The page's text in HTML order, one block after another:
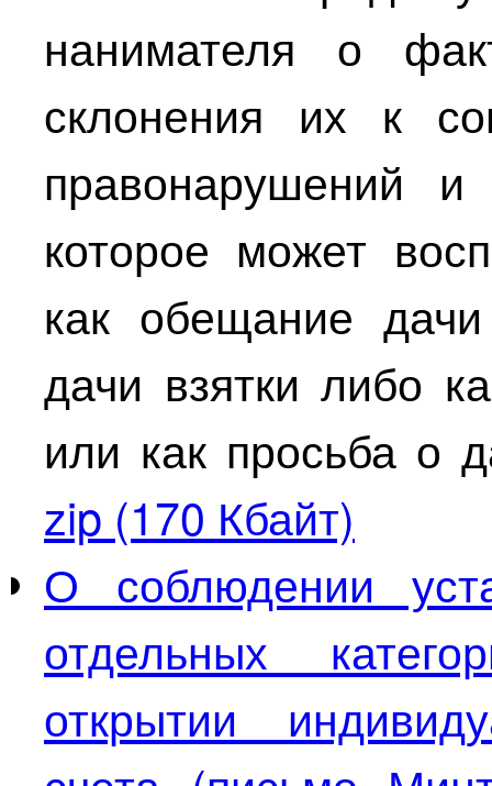
нанимателя о
склонения их к
правонарушений
которое может
как обещание
дачи взятки либо
или как просьба о
zip (170 Кбайт)
О соблюдении
отдельных
открытии